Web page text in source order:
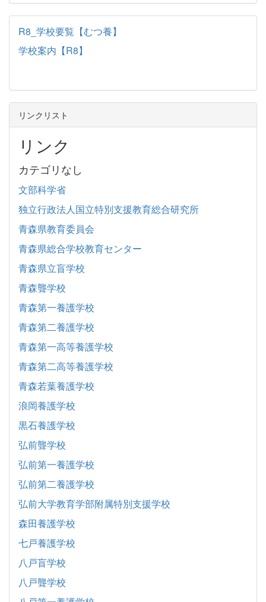
R8_学校要覧【むつ養】
学校案内【R8】
リンクリスト
リンク
カテゴリなし
文部科学省
独立行政法人国立特別支援教育総合研究所
青森県教育委員会
青森県総合学校教育センター
青森県立盲学校
青森聾学校
青森第一養護学校
青森第二養護学校
青森第一高等養護学校
青森第二高等養護学校
青森若葉養護学校
浪岡養護学校
黒石養護学校
弘前聾学校
弘前第一養護学校
弘前第二養護学校
弘前大学教育学部附属特別支援学校
森田養護学校
七戸養護学校
八戸盲学校
八戸聾学校